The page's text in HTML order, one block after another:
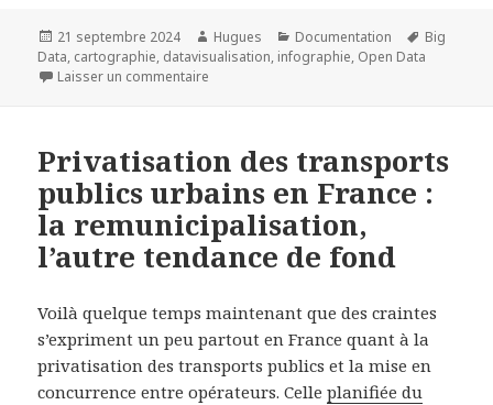
Publié
le
21 septembre 2024 Auteur
Hugues Catégories
Documentation
Mots-
clés
Big
Data, cartographie, datavisualisation, infographie, Open Data
Laisser un commentaire
Privatisation des transports
publics urbains en France :
la remunicipalisation,
l’autre tendance de fond
Voilà quelque temps maintenant que des craintes
s’expriment un peu partout en France quant à la
privatisation des transports publics et la mise en
concurrence entre opérateurs. Celleplanifiée du